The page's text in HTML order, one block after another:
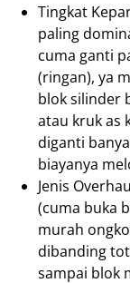
Tingkat
paling
cuma ganti
(ringan), ya
blok silinder
atau kruk as
diganti
biayanya
Jenis
(cuma buka
murah
dibanding
sampai blok